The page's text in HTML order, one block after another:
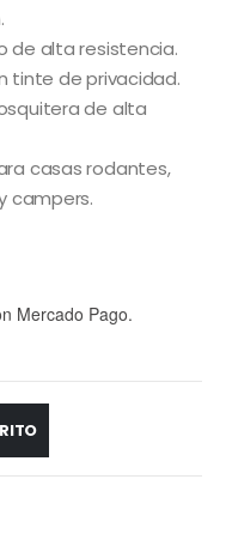
de alta resistencia.
tinte de privacidad.
de alta
casas rodantes,
campers.
Mercado Pago.